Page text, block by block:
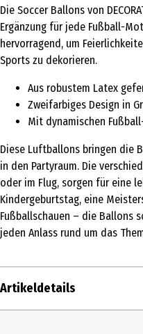
Die Soccer Ballons von
Ergänzung für jede Fußball-
hervorragend, um
Sports zu dekorieren.
Aus robustem Latex
Zweifarbiges Design in
Mit dynamischen
Diese Luftballons bringen die
in den Partyraum. Die
oder im Flug, sorgen für eine
Kindergeburtstag, eine
Fußballschauen – die Ballons
jeden Anlass rund um das
Artikeldetails